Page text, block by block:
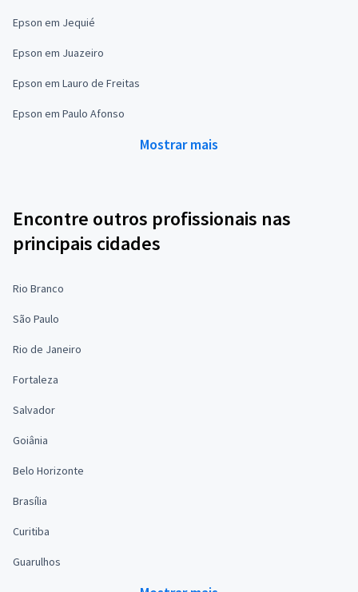
Epson em Jequié
Epson em Juazeiro
Epson em Lauro de Freitas
Epson em Paulo Afonso
Mostrar mais
Encontre outros profissionais nas
principais cidades
Rio Branco
São Paulo
Rio de Janeiro
Fortaleza
Salvador
Goiânia
Belo Horizonte
Brasília
Curitiba
Guarulhos